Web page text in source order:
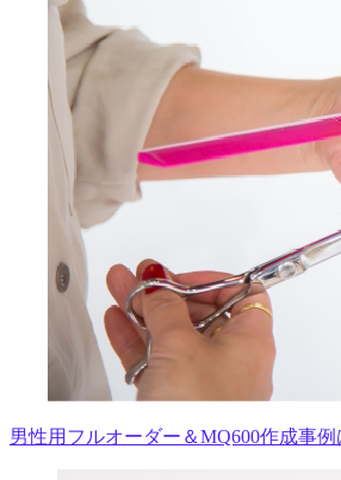
男性用フルオーダー＆MQ600作成事例